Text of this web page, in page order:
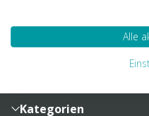
Sendungsverfolgung
Zahlung und Versand
Lieferinformationen
Kategorien
Alle